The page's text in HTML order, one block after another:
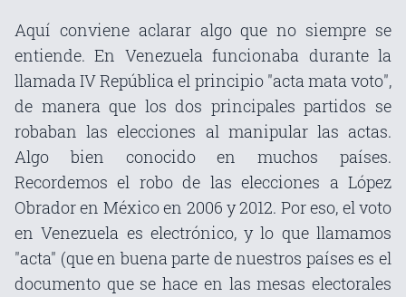
Aquí conviene aclarar algo que no siempre se
entiende. En Venezuela funcionaba durante la
llamada IV República el principio "acta mata voto",
de manera que los dos principales partidos se
robaban las elecciones al manipular las actas.
Algo bien conocido en muchos países.
Recordemos el robo de las elecciones a López
Obrador en México en 2006 y 2012. Por eso, el voto
en Venezuela es electrónico, y lo que llamamos
"acta" (que en buena parte de nuestros países es el
documento que se hace en las mesas electorales